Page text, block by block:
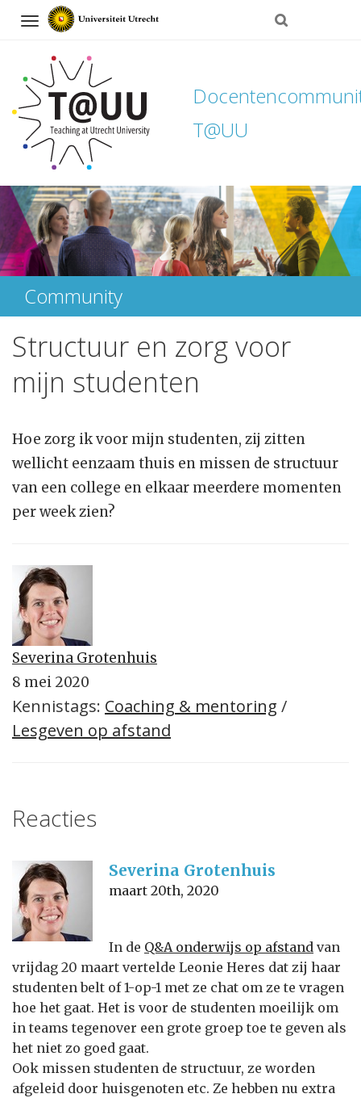
Navigation
T@UU
Direct
naar
het
inhoud
Community
Structuur en zorg voor
mijn studenten
Hoe zorg ik voor mijn studenten, zij zitten
wellicht eenzaam thuis en missen de structuur
van een college en elkaar meerdere momenten
per week zien?
Severina Grotenhuis
8 mei 2020
Kennistags: Coaching & mentoring /
Lesgeven op afstand
Reacties
Severina Grotenhuis
maart 20th, 2020
In de Q&A onderwijs op afstand van
vrijdag 20 maart vertelde Leonie Heres dat zij haar
studenten belt of 1-op-1 met ze chat om ze te vragen
hoe het gaat. Het is voor de studenten moeilijk om
in teams tegenover een grote groep toe te geven als
het niet zo goed gaat.
Ook missen studenten de structuur, ze worden
afgeleid door huisgenoten etc. Ze hebben nu extra